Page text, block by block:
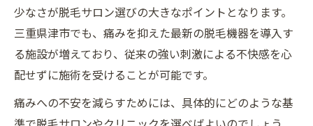
少なさが脱毛サロン選びの大きなポイントとなります。
三重県津市でも、痛みを抑えた最新の脱毛機器を導入す
る施設が増えており、従来の強い刺激による不快感を心
配せずに施術を受けることが可能です。
痛みへの不安を減らすためには、具体的にどのような基